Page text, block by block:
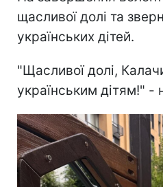
щасливої долі та
українських дітей.
"Щасливої долі,
українським дітям!" -